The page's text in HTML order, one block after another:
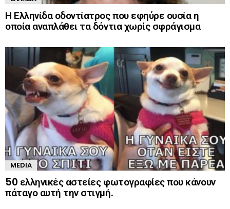
Η Ελληνίδα οδοντίατρος που εφηύρε ουσία η
οποία αναπλάθει τα δόντια χωρίς σφράγισμα
MEDIA
50 ελληνικές αστείες φωτογραφίες που κάνουν
πάταγο αυτή την στιγμή.